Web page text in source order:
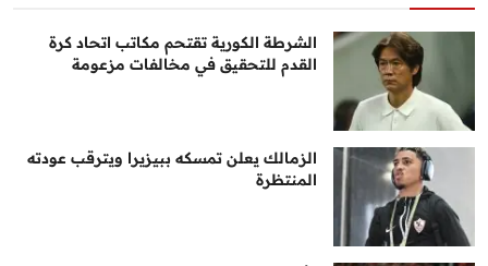
الشرطة الكورية تقتحم مكاتب اتحاد كرة
القدم للتحقيق في مخالفات مزعومة
الزمالك يعلن تمسكه ببيزيرا ويترقب عودته
المنتظرة